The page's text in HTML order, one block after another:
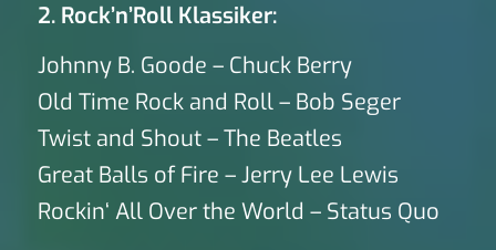
2. Rock’n’Roll Klassiker:
Johnny B. Goode – Chuck Berry
Old Time Rock and Roll – Bob Seger
Twist and Shout – The Beatles
Great Balls of Fire – Jerry Lee Lewis
Rockin‘ All Over the World – Status Quo